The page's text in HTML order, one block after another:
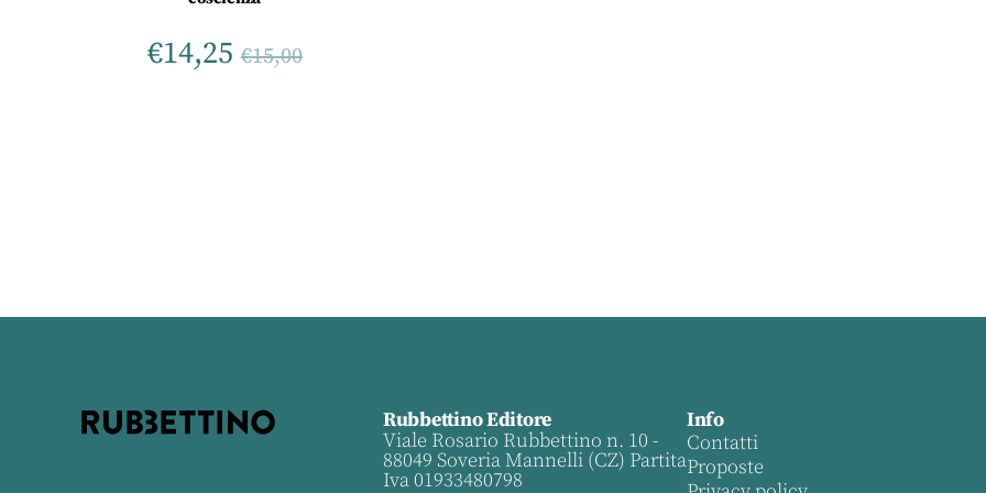
€14,25 €15,00
Rubbettino Editore
Viale Rosario Rubbettino n. 10 -
88049 Soveria Mannelli (CZ) Partita
Iva 01933480798
Info
Contatti
Proposte